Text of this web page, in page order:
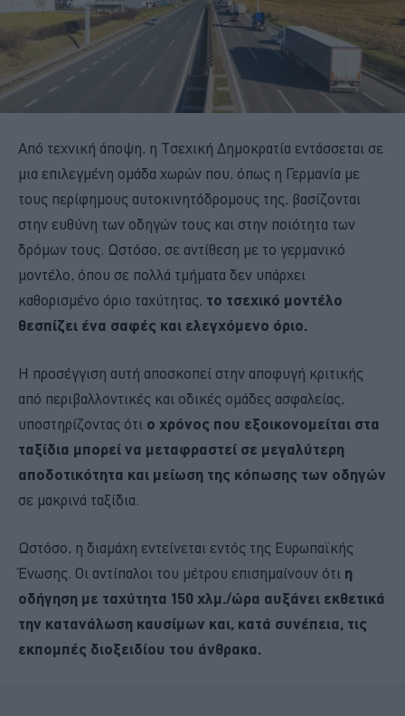
Από τεχνική άποψη, η Τσεχική Δημοκρατία εντάσσεται σε
μια επιλεγμένη ομάδα χωρών που, όπως η Γερμανία με
τους περίφημους αυτοκινητόδρομους της, βασίζονται
στην ευθύνη των οδηγών τους και στην ποιότητα των
δρόμων τους. Ωστόσο, σε αντίθεση με το γερμανικό
μοντέλο, όπου σε πολλά τμήματα δεν υπάρχει
καθορισμένο όριο ταχύτητας, το τσεχικό μοντέλο
θεσπίζει ένα σαφές και ελεγχόμενο όριο.
Η προσέγγιση αυτή αποσκοπεί στην αποφυγή κριτικής
από περιβαλλοντικές και οδικές ομάδες ασφαλείας,
υποστηρίζοντας ότι ο χρόνος που εξοικονομείται στα
ταξίδια μπορεί να μεταφραστεί σε μεγαλύτερη
αποδοτικότητα και μείωση της κόπωσης των οδηγών
σε μακρινά ταξίδια.
Ωστόσο, η διαμάχη εντείνεται εντός της Ευρωπαϊκής
Ένωσης. Οι αντίπαλοι του μέτρου επισημαίνουν ότι η
οδήγηση με ταχύτητα 150 χλμ./ώρα αυξάνει εκθετικά
την κατανάλωση καυσίμων και, κατά συνέπεια, τις
εκπομπές διοξειδίου του άνθρακα.